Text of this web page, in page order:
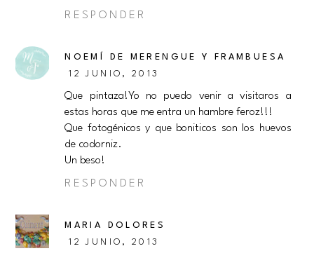
RESPONDER
NOEMÍ DE MERENGUE Y FRAMBUESA
12 JUNIO, 2013
Que pintaza!Yo no puedo venir a visitaros a
estas horas que me entra un hambre feroz!!!
Que fotogénicos y que boniticos son los huevos
de codorniz.
Un beso!
RESPONDER
MARIA DOLORES
12 JUNIO, 2013